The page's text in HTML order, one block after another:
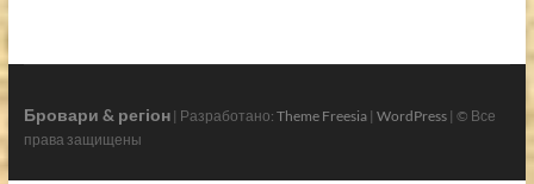
Бровари & регіон| Разработано: Theme Freesia| WordPress| © Все
права защищены